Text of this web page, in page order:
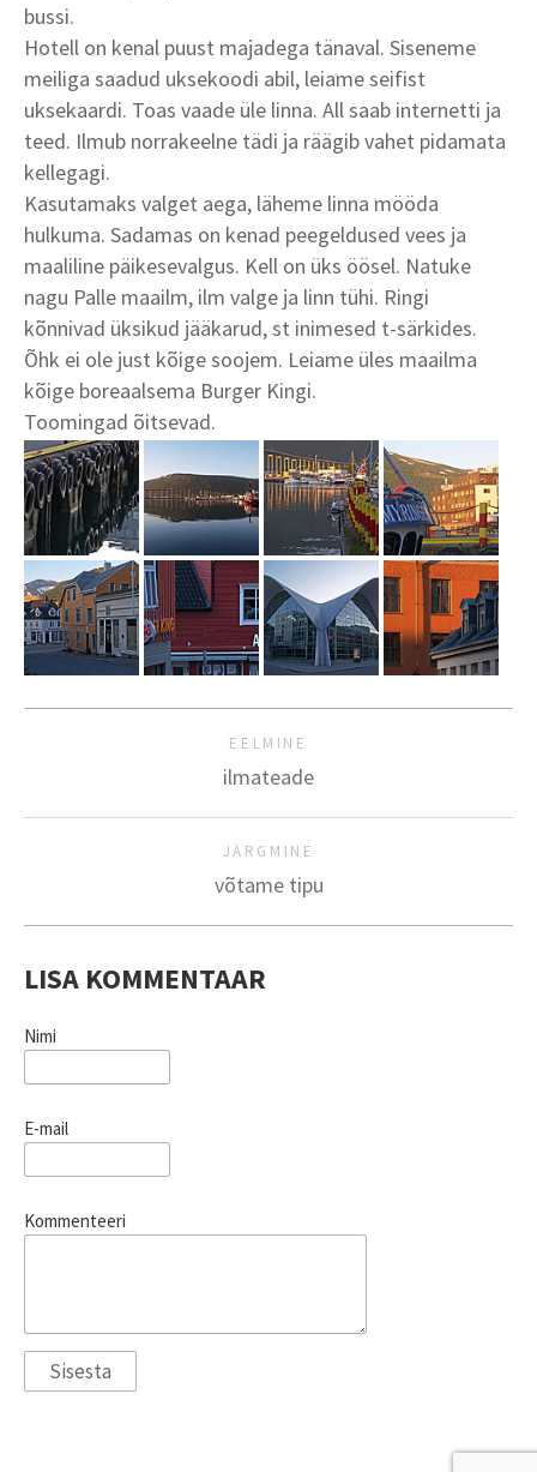
bussi.
Hotell on kenal puust majadega tänaval. Siseneme
meiliga saadud uksekoodi abil, leiame seifist
uksekaardi. Toas vaade üle linna. All saab internetti ja
teed. Ilmub norrakeelne tädi ja räägib vahet pidamata
kellegagi.
Kasutamaks valget aega, läheme linna mööda
hulkuma. Sadamas on kenad peegeldused vees ja
maaliline päikesevalgus. Kell on üks öösel. Natuke
nagu Palle maailm, ilm valge ja linn tühi. Ringi
kõnnivad üksikud jääkarud, st inimesed t-särkides.
Õhk ei ole just kõige soojem. Leiame üles maailma
kõige boreaalsema Burger Kingi.
Toomingad õitsevad.
EELMINE
ilmateade
JÄRGMINE
võtame tipu
LISA KOMMENTAAR
Nimi
E-mail
Kommenteeri